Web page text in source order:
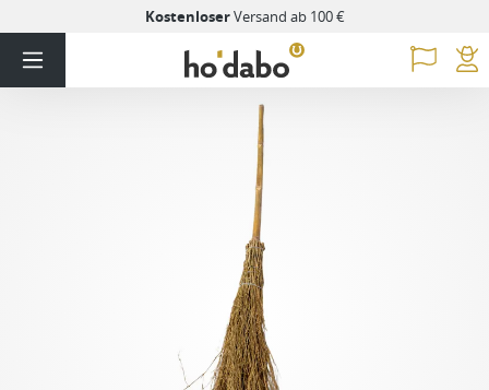
KostenloserVersand ab 100 €